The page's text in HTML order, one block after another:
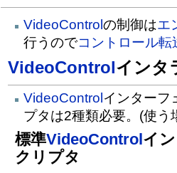
VideoControlの制御はエ
行うのでコントロール転
VideoControlインタ
VideoControlインターフ
プタは2種類必要。(使う
標準VideoControl イ
クリプタ